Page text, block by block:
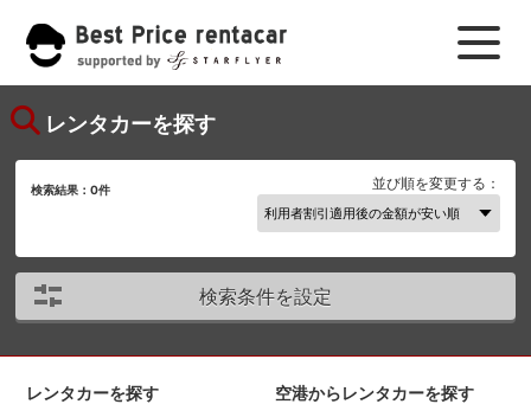
レンタカーを探す
検索結果：0件 並び順を変更する：
検索条件を設定
レンタカーを探す
空港からレンタカーを探す